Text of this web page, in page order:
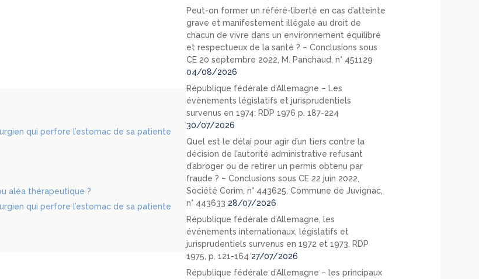
qui perfore l’estomac de sa patiente
aléa thérapeutique ?
qui perfore l’estomac de sa patiente
Peut-on former un référé-liberté en cas d’atteinte
grave et manifestement illégale au droit de
chacun de vivre dans un environnement équilibré
et respectueux de la santé ? – Conclusions sous
CE 20 septembre 2022, M. Panchaud, n° 451129
04/08/2026
République fédérale d’Allemagne – Les
évènements législatifs et jurisprudentiels
survenus en 1974: RDP 1976 p. 187-224
30/07/2026
Quel est le délai pour agir d’un tiers contre la
décision de l’autorité administrative refusant
d’abroger ou de retirer un permis obtenu par
fraude ? – Conclusions sous CE 22 juin 2022,
Société Corim, n° 443625, Commune de Juvignac,
n° 443633 28/07/2026
République fédérale d’Allemagne, les
événements internationaux, législatifs et
jurisprudentiels survenus en 1972 et 1973, RDP
1975, p. 121-164 27/07/2026
République fédérale d’Allemagne – les principaux